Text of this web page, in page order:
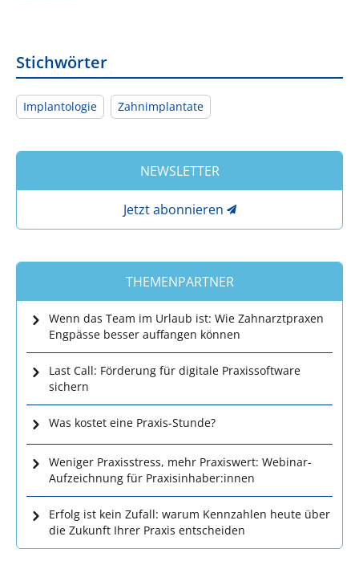
Stichwörter
Implantologie Zahnimplantate
NEWSLETTER
Jetzt abonnieren
THEMENPARTNER
Wenn das Team im Urlaub ist: Wie Zahnarztpraxen
Engpässe besser auffangen können
Last Call: Förderung für digitale Praxissoftware
sichern
Was kostet eine Praxis-Stunde?
Weniger Praxisstress, mehr Praxiswert: Webinar-
Aufzeichnung für Praxisinhaber:innen
Erfolg ist kein Zufall: warum Kennzahlen heute über
die Zukunft Ihrer Praxis entscheiden